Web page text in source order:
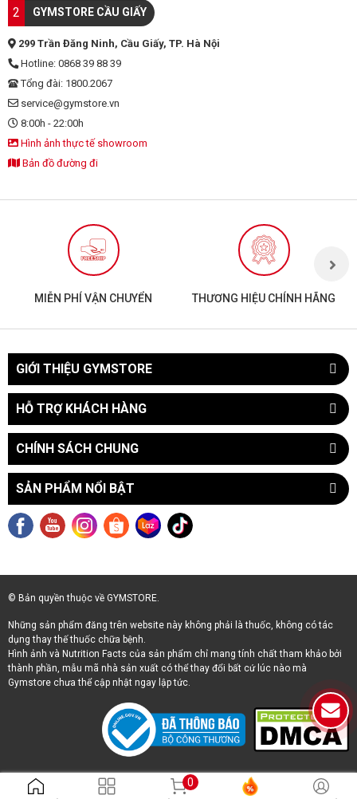
2 GYMSTORE CẦU GIẤY
299 Trần Đăng Ninh, Cầu Giấy, TP. Hà Nội
Hotline: 0868 39 88 39
Tổng đài: 1800.2067
service@gymstore.vn
8:00h - 22:00h
Hình ảnh thực tế showroom
Bản đồ đường đi
MIỄN PHÍ VẬN CHUYỂN THƯƠNG HIỆU CHÍNH HÃNG
GIỚI THIỆU GYMSTORE
HỖ TRỢ KHÁCH HÀNG
CHÍNH SÁCH CHUNG
SẢN PHẨM NỔI BẬT
© Bản quyền thuộc về GYMSTORE.
Những sản phẩm đăng trên website này không phải là thuốc, không có tác
dụng thay thế thuốc chữa bệnh.
Hình ảnh và Nutrition Facts của sản phẩm chỉ mang tính chất tham khảo bởi
thành phần, mẫu mã nhà sản xuất có thể thay đổi bất cứ lúc nào mà
Gymstore chưa thể cập nhật ngay lập tức.
0